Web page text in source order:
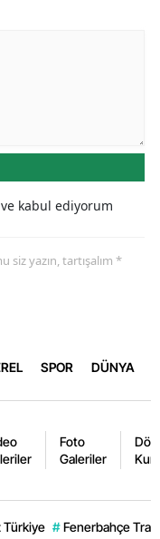
kabul ediyorum
yazın, tartışalım *
SPOR DÜNYA
Foto
Galeriler
Türkiye # Fenerbahçe